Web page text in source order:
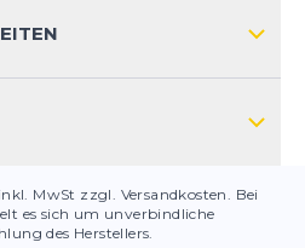
MwSt zzgl. Versandkosten. Bei
es sich um unverbindliche
des Herstellers.